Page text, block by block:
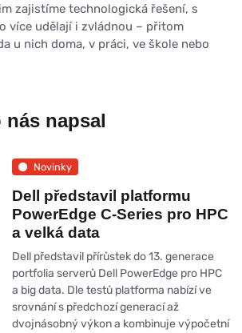
zajistíme technologická řešení, s
více udělají i zvládnou – přitom
u nich doma, v práci, ve škole nebo
nás napsal
Novinky
Dell představil platformu
PowerEdge C-Series pro HPC
a velká data
Dell představil přírůstek do 13. generace
portfolia serverů Dell PowerEdge pro HPC
a big data. Dle testů platforma nabízí ve
srovnání s předchozí generací až
dvojnásobný výkon a kombinuje výpočetní